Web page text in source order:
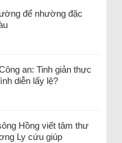
để nhường đặc
an: Tinh giản thực
diễn lấy lệ?
Hồng viết tâm thư
Ly cứu giúp